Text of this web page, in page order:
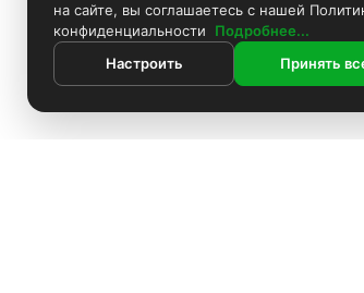
на сайте, вы соглашаетесь с нашей
конфиденциальности
Подробнее...
Настроить
Принять